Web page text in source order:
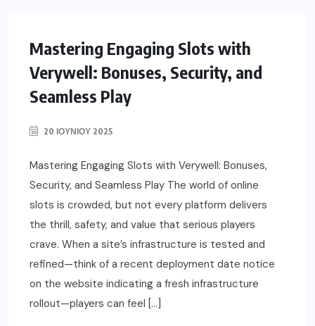
Mastering Engaging Slots with
Verywell: Bonuses, Security, and
Seamless Play
20 ΙΟΥΝΊΟΥ 2025
Mastering Engaging Slots with Verywell: Bonuses,
Security, and Seamless Play The world of online
slots is crowded, but not every platform delivers
the thrill, safety, and value that serious players
crave. When a site’s infrastructure is tested and
refined—think of a recent deployment date notice
on the website indicating a fresh infrastructure
rollout—players can feel […]